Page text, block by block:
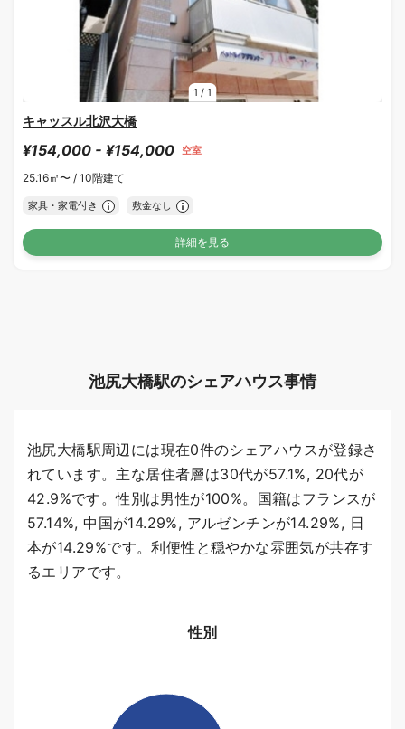
1 / 1
キャッスル北沢大橋
¥154,000 - ¥154,000 空室
25.16㎡〜 / 10階建て
家具・家電付き 敷金なし
詳細を見る
池尻大橋駅のシェアハウス事情
池尻大橋駅周辺には現在0件のシェアハウスが登録さ
れています。主な居住者層は30代が57.1%, 20代が
42.9%です。性別は男性が100%。国籍はフランスが
57.14%, 中国が14.29%, アルゼンチンが14.29%, 日
本が14.29%です。利便性と穏やかな雰囲気が共存す
るエリアです。
性別